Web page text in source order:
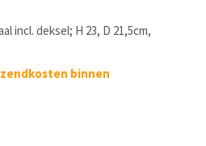
incl. deksel; H 23, D 21,5cm,
binnen